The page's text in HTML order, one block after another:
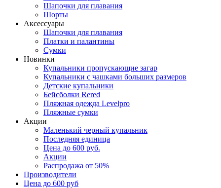
Шапочки для плавания
Шорты
Аксессуары
Шапочки для плавания
Платки и палантины
Сумки
Новинки
Купальники пропускающие загар
Купальники с чашками больших размеров
Детские купальники
Бейсболки Rered
Пляжная одежда Levelpro
Пляжные сумки
Акции
Маленький черный купальник
Последняя единица
Цена до 600 руб.
Акции
Распродажа от 50%
Производители
Цена до 600 руб